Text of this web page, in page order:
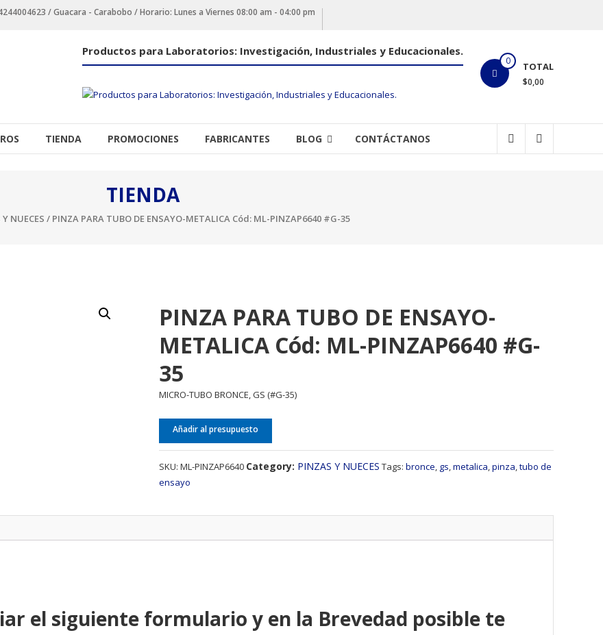
/ Guacara - Carabobo / Horario: Lunes a Viernes 08:00 am - 04:00 pm
0 TOTAL
$0,00
Productos para Laboratorios: Investigación, Industriales y Educacionales.
TIENDA PROMOCIONES FABRICANTES BLOG CONTÁCTANOS
TIENDA
NUECES / PINZA PARA TUBO DE ENSAYO-METALICA Cód: ML-PINZAP6640 #G-35
PINZA PARA TUBO DE ENSAYO-
METALICA Cód: ML-PINZAP6640 #G-
35
MICRO-TUBO BRONCE, GS (#G-35)
Añadir al presupuesto
SKU: ML-PINZAP6640 Category: PINZAS Y NUECES Tags: bronce, gs,metalica,pinza,tubo de
ensayo
el siguiente formulario y en la Brevedad posible te